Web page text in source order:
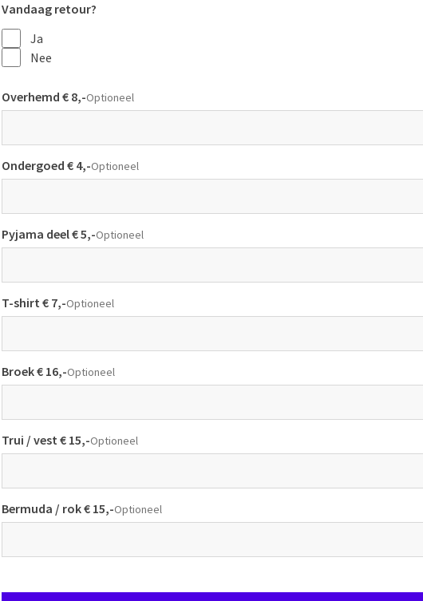
Vandaag retour?
Ja
Nee
Overhemd € 8,-Optioneel
Ondergoed € 4,-Optioneel
Pyjama deel € 5,-Optioneel
T-shirt € 7,-Optioneel
Broek € 16,-Optioneel
Trui / vest € 15,-Optioneel
Bermuda / rok € 15,-Optioneel